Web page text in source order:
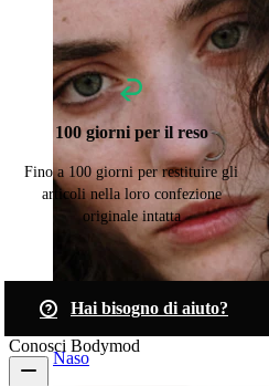
Naso
100 giorni per il reso
Fino a 100 giorni per restituire gli
articoli nella loro confezione
originale intatta
Hai bisogno di aiuto?
Conosci Bodymod